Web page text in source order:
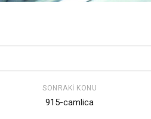
SONRAKI KONU
915-camlica